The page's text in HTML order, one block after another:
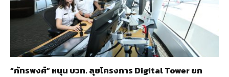
“ภัทรพงศ์” หนุน บวท. ลุยโครงการ Digital Tower ยก